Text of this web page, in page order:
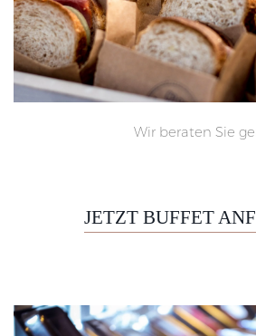
Wir beraten Sie
JETZT BUFFET